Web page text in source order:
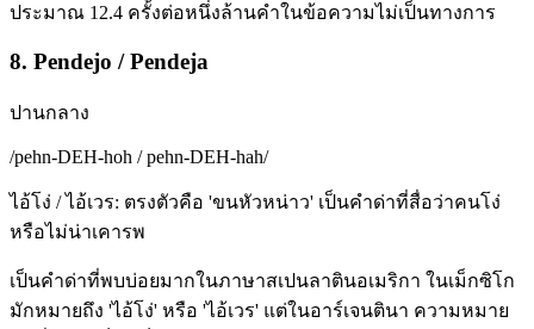
ประมาณ 12.4 ครั้งต่อหนึ่งล้านคำในข้อความไม่เป็นทางการ
8. Pendejo / Pendeja
ปานกลาง
/pehn-DEH-hoh / pehn-DEH-hah/
ไอ้โง่ / ไอ้เวร: ตรงตัวคือ 'ขนหัวหน่าว' เป็นคำด่าที่สื่อว่าคนโง่
หรือไม่น่าเคารพ
เป็นคำด่าที่พบบ่อยมากในภาษาสเปนลาตินอเมริกา ในเม็กซิโก
มักหมายถึง 'ไอ้โง่' หรือ 'ไอ้เวร' แต่ในอาร์เจนตินา ความหมาย